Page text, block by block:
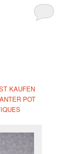
KAUFEN
POT